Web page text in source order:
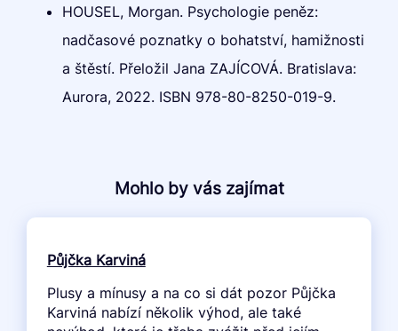
HOUSEL, Morgan. Psychologie peněz:
nadčasové poznatky o bohatství, hamižnosti
a štěstí. Přeložil Jana ZAJÍCOVÁ. Bratislava:
Aurora, 2022. ISBN 978-80-8250-019-9.
Mohlo by vás zajímat
Půjčka Karviná
Plusy a mínusy a na co si dát pozor Půjčka
Karviná nabízí několik výhod, ale také